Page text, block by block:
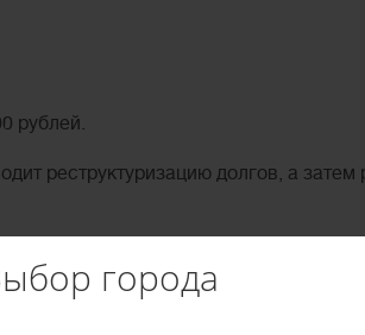
города
рублей.
реструктуризацию долгов, а
15 000 рублей;